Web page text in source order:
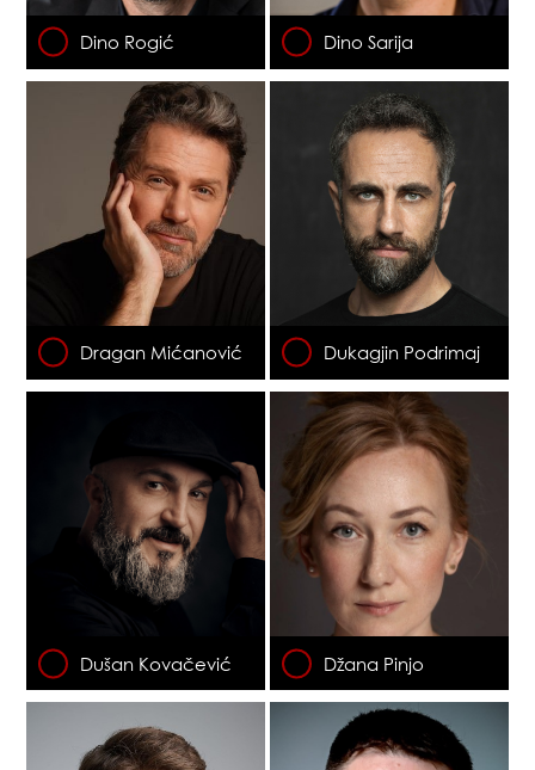
Dino Rogić Dino Sarija
Dragan Mićanović Dukagjin Podrimaj
Dušan Kovačević Džana Pinjo